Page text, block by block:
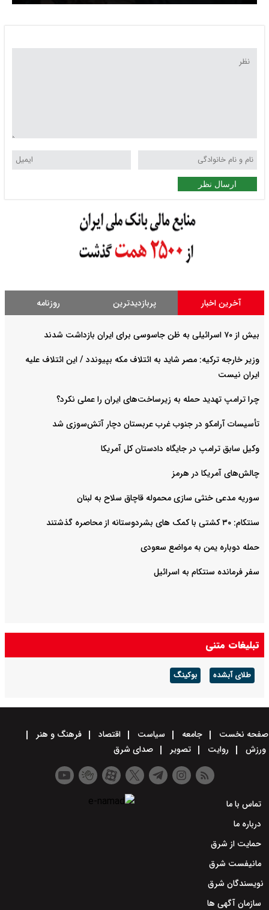
ارسال نظر
آخرین اخبار پربازدیدترین روزنامه
بیش از ۷۰ اسرائیلی به ظن جاسوسی برای ایران بازداشت شدند
وزیر خارجه ترکیه: مصر شاید به ائتلاف مکه بپیوندد / این ائتلاف علیه
ایران نیست
چرا ترامپ تهدید حمله به زیرساخت‌های ایران را عملی نکرد؟
تأسیسات آرامکو در جنوب غرب عربستان دچار آتش‌سوزی شد
وکیل سابق ترامپ در جایگاه دادستان کل آمریکا
چالش‌های آمریکا در هرمز
سوریه مدعی خنثی سازی محموله قاچاق سلاح به لبنان
سنتکام: ۳۰ کشتی با کمک های بشردوستانه از محاصره گذشتند
حمله دوباره یمن به مواضع سعودی
سفر فرمانده سنتکام به اسرائیل
تبلیغات متنی
طلای آبشده بوکینگ
صفحه نخست جامعه سیاست اقتصاد
فرهنگ و هنر
ورزش
روایت تصویر صدای شرق
تماس با ما
درباره ما
حمایت از شرق
مانیفست شرق
نویسندگان شرق
سازمان آگهی ها